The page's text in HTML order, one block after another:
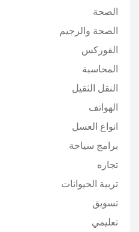
الصحة
الصحة والرجيم
الفوركس
المحاسبة
النقل الثقيل
الهواتف
انواع العسل
برامج سياحة
تجاره
تربية الحيوانات
تسويق
تعليمي